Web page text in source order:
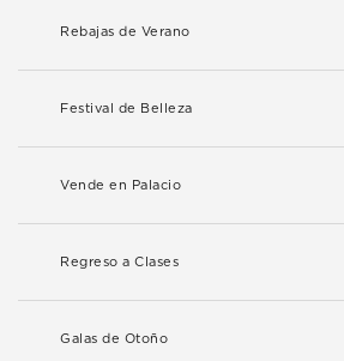
Rebajas de Verano
Festival de Belleza
Vende en Palacio
Regreso a Clases
Galas de Otoño